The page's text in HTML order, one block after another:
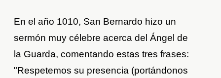
En el año 1010, San Bernardo hizo un
sermón muy célebre acerca del Ángel de
la Guarda, comentando estas tres frases:
"Respetemos su presencia (portándonos